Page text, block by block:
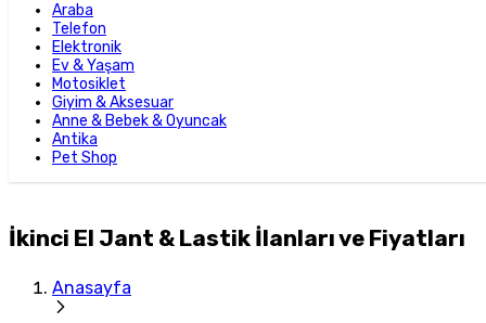
Araba
Telefon
Elektronik
Ev & Yaşam
Motosiklet
Giyim & Aksesuar
Anne & Bebek & Oyuncak
Antika
Pet Shop
İkinci El Jant & Lastik İlanları ve Fiyatları
Anasayfa